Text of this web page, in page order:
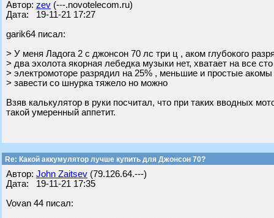
Автор: zev (---.novotelecom.ru)
Дата: 19-11-21 17:27
garik64 писал:
> У меня Ладога 2 с джонсон 70 лс три ц , аком глубокого
> два эхолота якорная лебедка музыки нет, хватает на все
> электромоторе разрядил на 25% , меньшие и простые
> завести со шнурка тяжело но можно
Взяв калькулятор в руки посчитал, что при таких вводных
такой умеренный аппетит.
Re: Какой аккумулятор лучше купить для Джонсон 70?
Автор: John Zaitsev (79.126.64.---)
Дата: 19-11-21 17:35
Vovan 44 писал: